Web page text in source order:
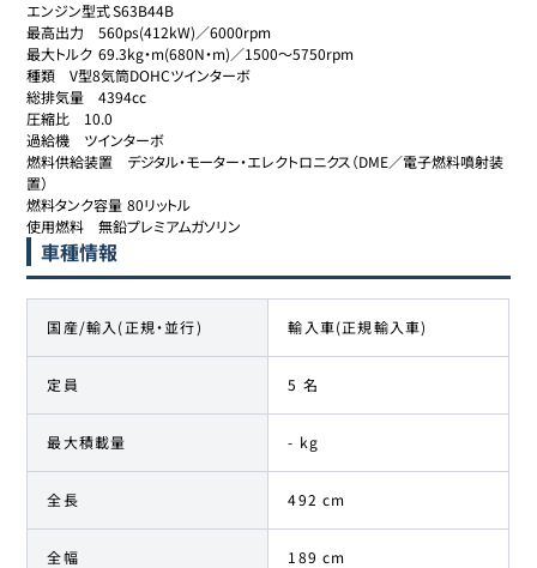
エンジン型式	S63B44B
最高出力	560ps(412kW)／6000rpm
最大トルク	69.3kg・m(680N・m)／1500～5750rpm
種類	V型8気筒DOHCツインターボ
総排気量	4394cc
圧縮比	10.0
過給機	ツインターボ
燃料供給装置	デジタル・モーター・エレクトロニクス（DME／電子燃料噴射装
置）
燃料タンク容量	80リットル
使用燃料	無鉛プレミアムガソリン
車種情報
国産/輸入(正規・並行) 輸入車(正規輸入車)
定員 5 名
最大積載量 - kg
全長 492 cm
全幅 189 cm